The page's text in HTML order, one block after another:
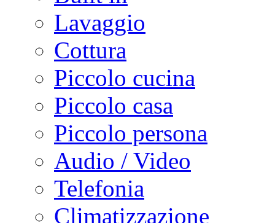
Lavaggio
Cottura
Piccolo cucina
Piccolo casa
Piccolo persona
Audio / Video
Telefonia
Climatizzazione